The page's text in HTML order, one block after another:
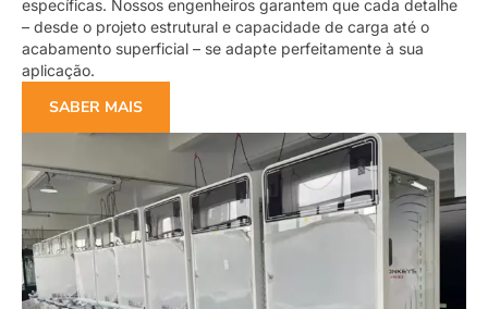
específicas. Nossos engenheiros garantem que cada detalhe
– desde o projeto estrutural e capacidade de carga até o
acabamento superficial – se adapte perfeitamente à sua
aplicação.
SABER MAIS